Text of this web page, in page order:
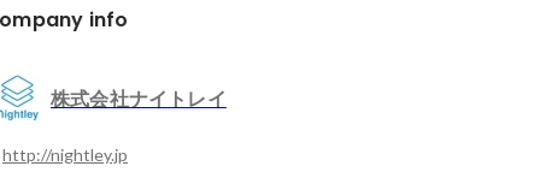
info
株式会社ナイトレイ
http://nightley.jp